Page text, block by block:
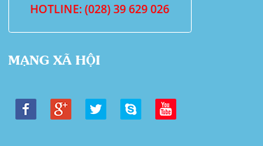
HOTLINE: (028) 39 629 026
MẠNG XÃ HỘI